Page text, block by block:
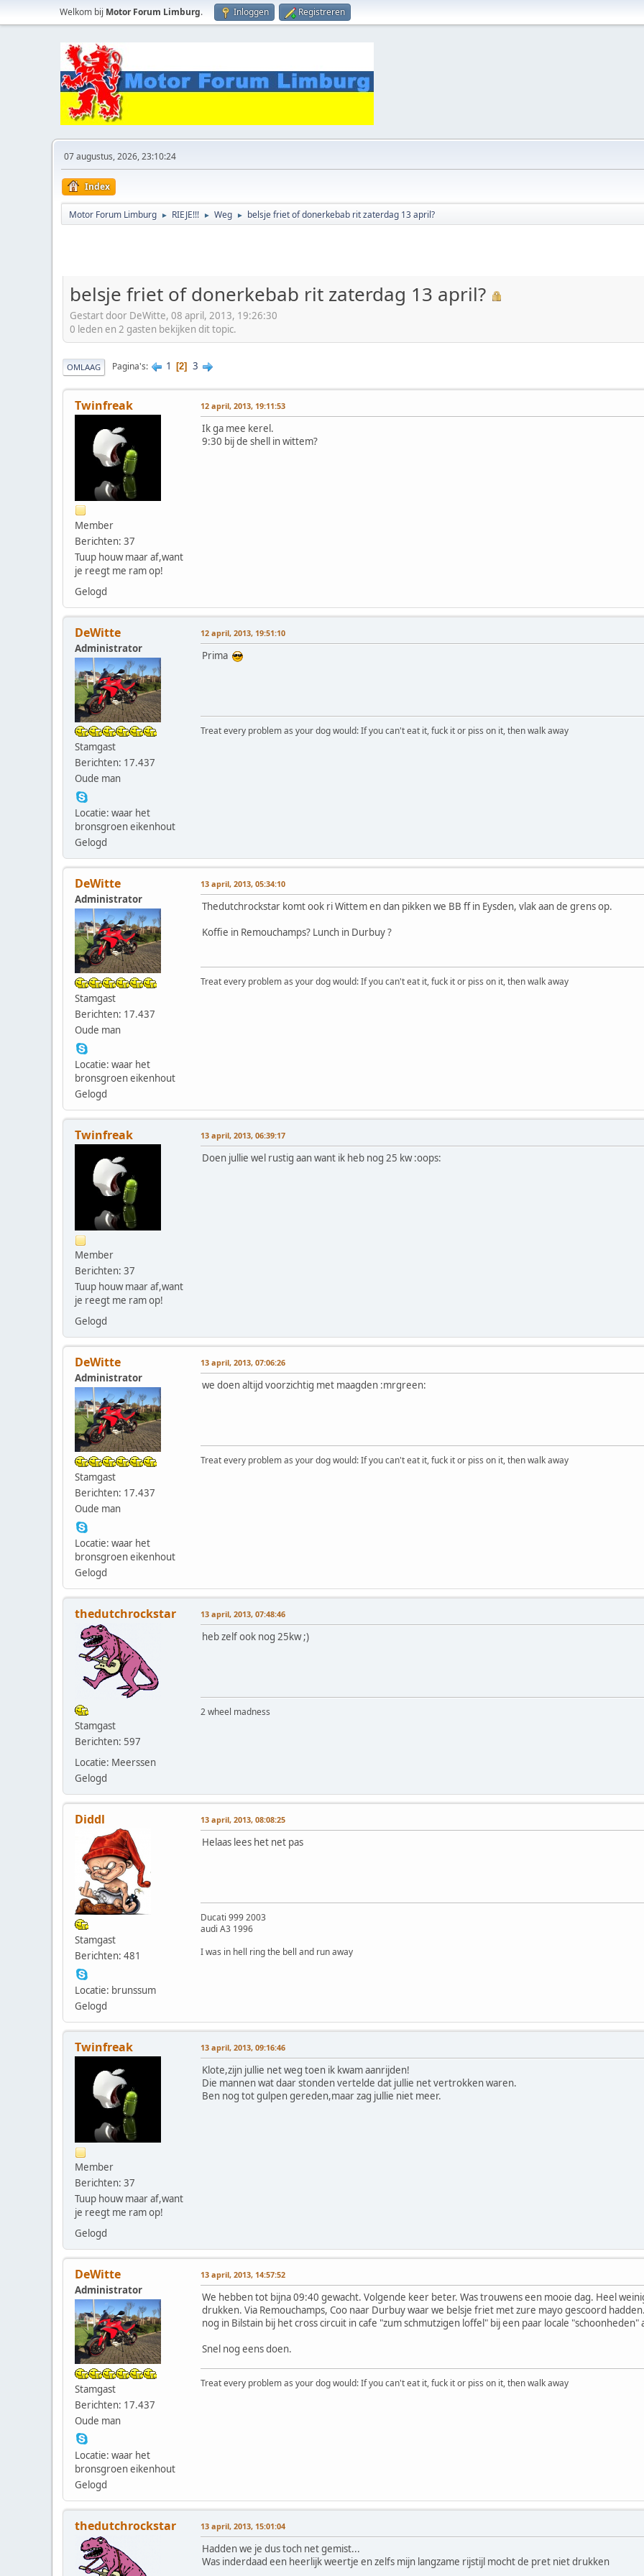
Welkom bij Motor Forum Limburg. Inloggen Registreren
07 augustus, 2026, 23:10:24
Index
Motor Forum Limburg ► RIEJE!!! ► Weg ► belsje friet of donerkebab rit zaterdag 13 april?
belsje friet of donerkebab rit zaterdag 13 april?
Gestart door DeWitte, 08 april, 2013, 19:26:30
0 leden en 2 gasten bekijken dit topic.
OMLAAG Pagina's 1 2 3
Twinfreak
Member
Berichten: 37
Tuup houw maar af,want
je reegt me ram op!
Gelogd
12 april, 2013, 19:11:53
Ik ga mee kerel.
9:30 bij de shell in wittem?
DeWitte
Administrator
Stamgast
Berichten: 17.437
Oude man
Locatie: waar het
bronsgroen eikenhout
Gelogd
12 april, 2013, 19:51:10
Prima
Treat every problem as your dog would: If you can't eat it, fuck it or piss on it, then walk away
DeWitte
Administrator
Stamgast
Berichten: 17.437
Oude man
Locatie: waar het
bronsgroen eikenhout
Gelogd
13 april, 2013, 05:34:10
Thedutchrockstar komt ook ri Wittem en dan pikken we BB ff in Eysden, vlak aan de grens op.
Koffie in Remouchamps? Lunch in Durbuy ?
Treat every problem as your dog would: If you can't eat it, fuck it or piss on it, then walk away
Twinfreak
Member
Berichten: 37
Tuup houw maar af,want
je reegt me ram op!
Gelogd
13 april, 2013, 06:39:17
Doen jullie wel rustig aan want ik heb nog 25 kw :oops:
DeWitte
Administrator
Stamgast
Berichten: 17.437
Oude man
Locatie: waar het
bronsgroen eikenhout
Gelogd
13 april, 2013, 07:06:26
we doen altijd voorzichtig met maagden :mrgreen:
Treat every problem as your dog would: If you can't eat it, fuck it or piss on it, then walk away
thedutchrockstar
Stamgast
Berichten: 597
Locatie: Meerssen
Gelogd
13 april, 2013, 07:48:46
heb zelf ook nog 25kw ;)
2 wheel madness
Diddl
Stamgast
Berichten: 481
Locatie: brunssum
Gelogd
13 april, 2013, 08:08:25
Helaas lees het net pas
Ducati 999 2003
audi A3 1996
I was in hell ring the bell and run away
Twinfreak
Member
Berichten: 37
Tuup houw maar af,want
je reegt me ram op!
Gelogd
13 april, 2013, 09:16:46
Klote,zijn jullie net weg toen ik kwam aanrijden!
Die mannen wat daar stonden vertelde dat jullie net vertrokken waren.
Ben nog tot gulpen gereden,maar zag jullie niet meer.
DeWitte
Administrator
Stamgast
Berichten: 17.437
Oude man
Locatie: waar het
bronsgroen eikenhout
Gelogd
13 april, 2013, 14:57:52
We hebben tot bijna 09:40 gewacht. Volgende keer beter. Was trouwens een mooie dag. Heel
drukken. Via Remouchamps, Coo naar Durbuy waar we belsje friet met zure mayo gescoord
nog in Bilstain bij het cross circuit in cafe "zum schmutzigen loffel" bij een paar locale "schoonheden"
Snel nog eens doen.
Treat every problem as your dog would: If you can't eat it, fuck it or piss on it, then walk away
thedutchrockstar 13 april, 2013, 15:01:04
Hadden we je dus toch net gemist...
Was inderdaad een heerlijk weertje en zelfs mijn langzame rijstijl mocht de pret niet drukken